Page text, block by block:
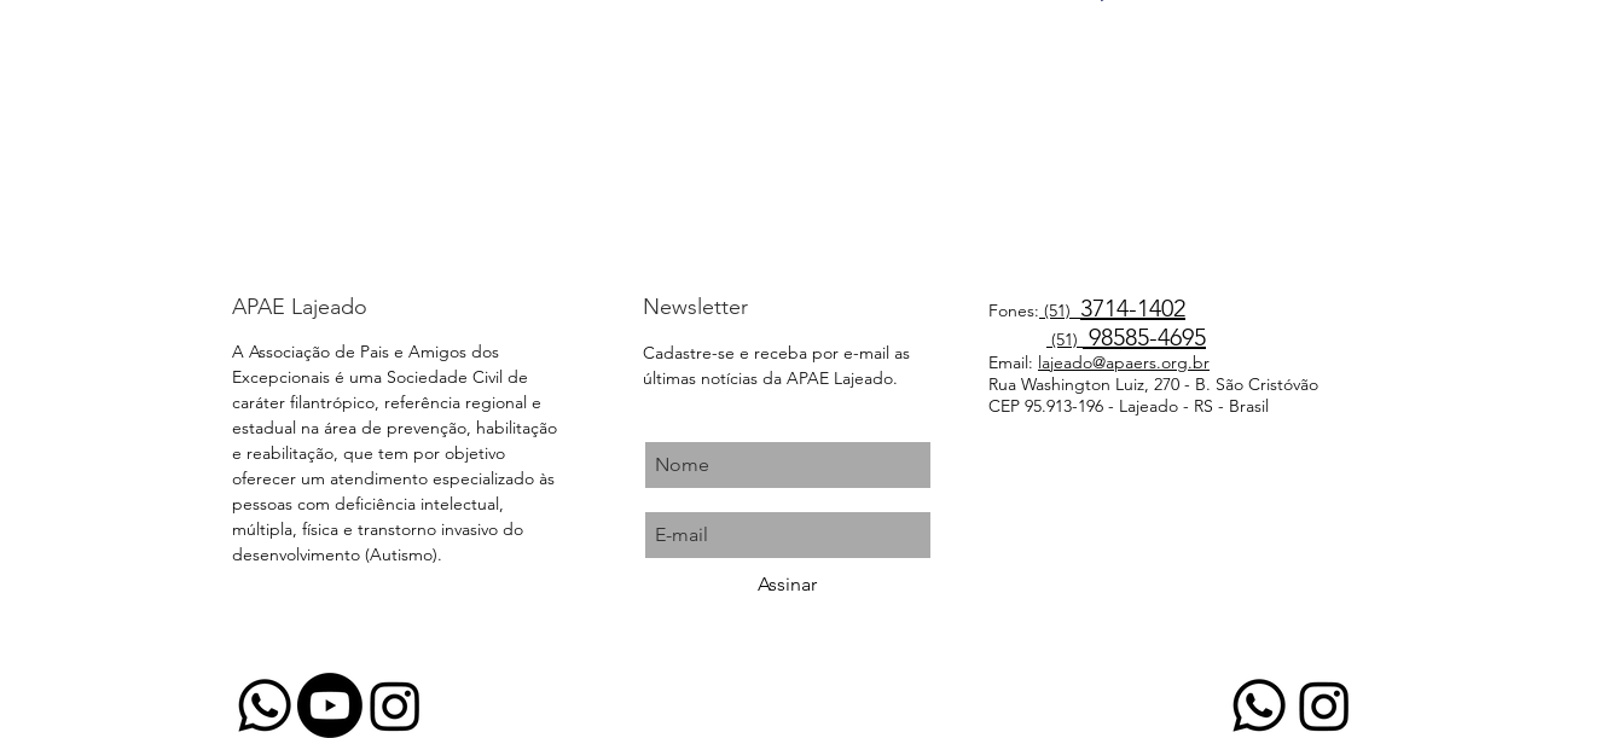
APAE Lajeado
A Associação de Pais e Amigos dos
Excepcionais é uma Sociedade Civil de
caráter filantrópico, referência regional e
estadual na área de prevenção, habilitação
e reabilitação, que tem por objetivo
oferecer um atendimento especializado às
pessoas com deficiência intelectual,
múltipla, física e transtorno invasivo do
desenvolvimento (Autismo).
Newsletter
Cadastre-se e receba por e-mail as
últimas notícias da APAE Lajeado.
Assinar
Fones: (51) 3714-1402
(51) 98585-4695
Email: lajeado@apaers.org.br
Rua Washington Luiz, 270 - B. São Cristóvão
CEP 95.913-196 - Lajeado - RS - Brasil